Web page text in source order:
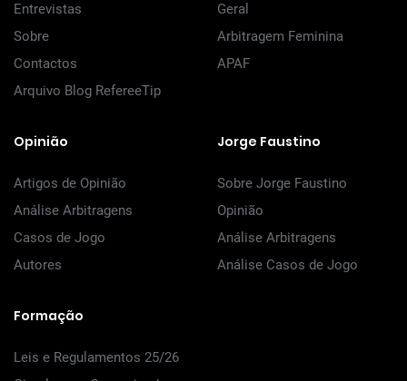
Entrevistas
Sobre
Contactos
Arquivo Blog RefereeTip
Geral
Arbitragem Feminina
APAF
Opinião
Artigos de Opinião
Análise Arbitragens
Casos de Jogo
Autores
Jorge Faustino
Sobre Jorge Faustino
Opinião
Análise Arbitragens
Análise Casos de Jogo
Formação
Leis e Regulamentos 25/26